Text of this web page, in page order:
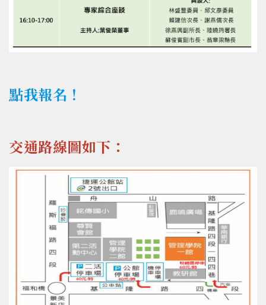
點我報名！
交通路線圖如下：